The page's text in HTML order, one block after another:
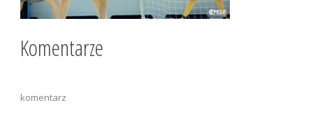
Komentarze
komentarz